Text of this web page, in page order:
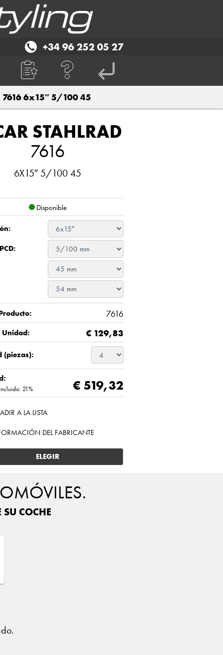
+34 96 252 05 27
7616 6x15″ 5/100 45
STAHLRAD
7616
6X15″ 5/100 45
Disponible
7616
€ 129,83
(piezas):
21% € 519,32
A LA LISTA
DEL FABRICANTE
ELEGIR
COCHE